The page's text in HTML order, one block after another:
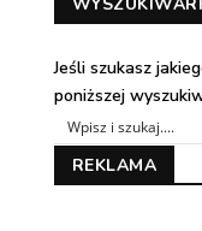
Jeśli szukasz
poniższej
REKLAMA